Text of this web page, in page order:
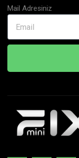
Mail Adresiniz